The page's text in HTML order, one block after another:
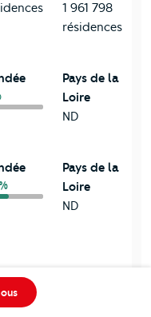
1 961 798
résidences
Pays de la
Loire
ND
Pays de la
Loire
ND